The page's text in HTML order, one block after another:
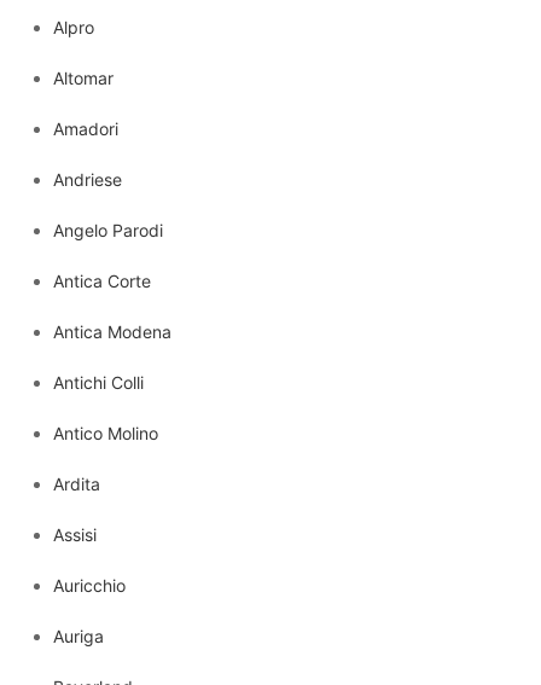
Alpro
Altomar
Amadori
Andriese
Angelo Parodi
Antica Corte
Antica Modena
Antichi Colli
Antico Molino
Ardita
Assisi
Auricchio
Auriga